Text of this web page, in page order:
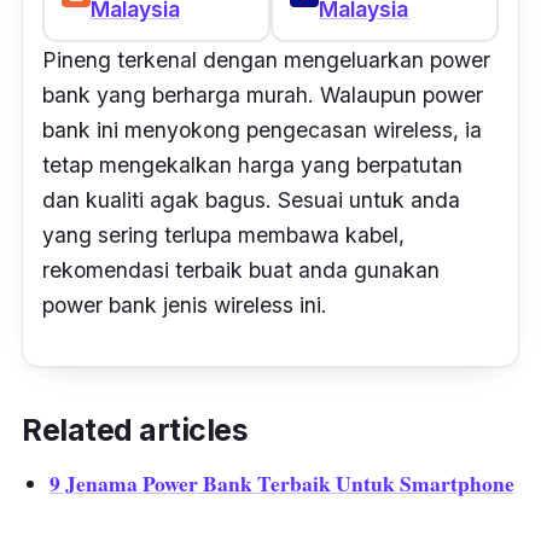
Malaysia
Malaysia
Pineng terkenal dengan mengeluarkan power
bank yang berharga murah. Walaupun power
bank ini menyokong pengecasan wireless, ia
tetap mengekalkan harga yang berpatutan
dan kualiti agak bagus. Sesuai untuk anda
yang sering terlupa membawa kabel,
rekomendasi terbaik buat anda gunakan
power bank jenis wireless ini.
Related articles
9 Jenama Power Bank Terbaik Untuk Smartphone